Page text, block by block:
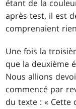
étant de la
après test, il est
comprenaient
Une fois la
que la deuxième
Nous allions
commencé par
du texte : « Cette